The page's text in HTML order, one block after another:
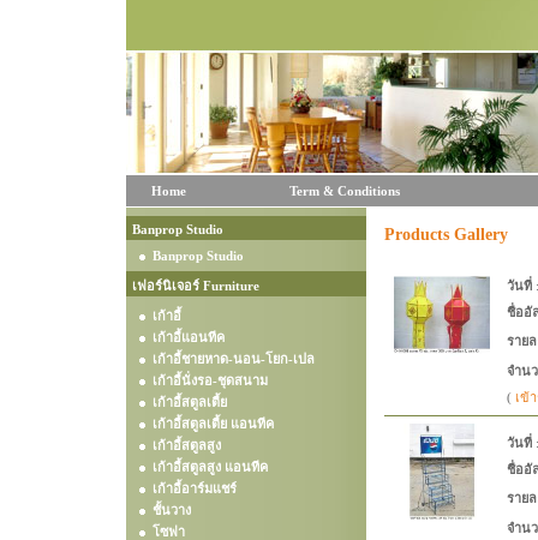
Home Term & Conditions
Banprop Studio
Banprop Studio
เฟอร์นิเจอร์ Furniture
เก้าอี้
เก้าอี้แอนทีค
เก้าอี้ชายหาด-นอน-โยก-เปล
เก้าอี้นั่งรอ-ชุดสนาม
เก้าอี้สตูลเตี้ย
เก้าอี้สตูลเตี้ย แอนทีค
เก้าอี้สตูลสูง
เก้าอี้สตูลสูง แอนทีค
เก้าอี้อาร์มแชร์
ชั้นวาง
โซฟา
Products Gallery
วันที่
ชื่ออั
ราย
จำน
( เข้
วันที่
ชื่ออั
ราย
จำน